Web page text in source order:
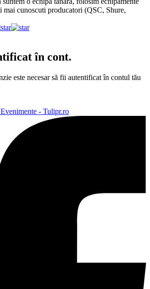
mai cunoscuti producatori (QSC, Shure,
în cont.
este necesar să fii autentificat în contul tău